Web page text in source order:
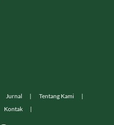
Jurnal
Tentang Kami
Kontak